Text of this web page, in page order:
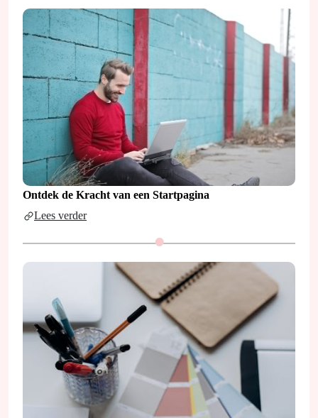
Ontdek de Kracht van een Startpagina
Lees verder